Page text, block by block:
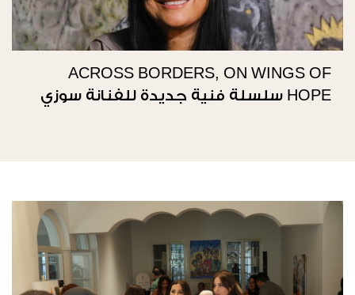
ACROSS BORDERS, ON WINGS OF
HOPE سلسلة فنية جديدة للفنانة سوزي